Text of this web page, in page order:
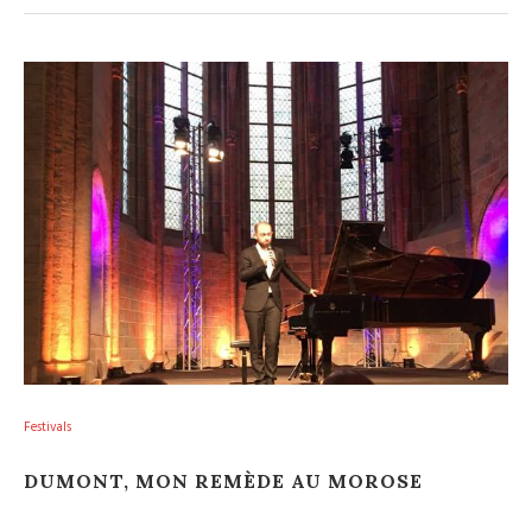
Festivals
DUMONT, MON REMÈDE AU MOROSE